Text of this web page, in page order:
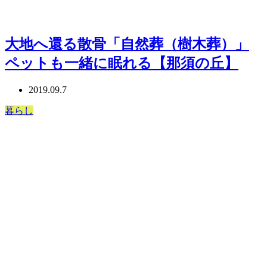
大地へ還る散骨「自然葬（樹木葬）」
ペットも一緒に眠れる【那須の丘】
2019.09.7
暮らし